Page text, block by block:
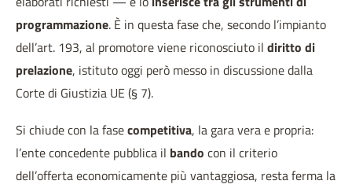
programmazione. È in questa fase che, secondo l’impianto
dell’art. 193, al promotore viene riconosciuto il diritto di
prelazione, istituto oggi però messo in discussione dalla
Corte di Giustizia UE (§ 7).
Si chiude con la fasecompetitiva, la gara vera e propria:
l’ente concedente pubblica il bando con il criterio
dell’offerta economicamente più vantaggiosa, resta ferma la